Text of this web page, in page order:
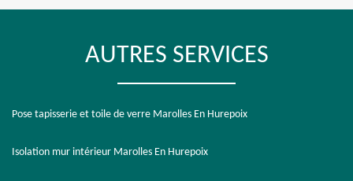
AUTRES SERVICES
Pose tapisserie et toile de verre Marolles En Hurepoix
Isolation mur intérieur Marolles En Hurepoix